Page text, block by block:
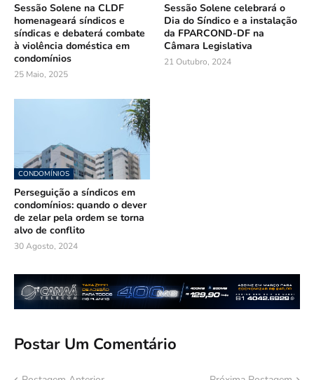
Sessão Solene na CLDF
homenageará síndicos e
síndicas e debaterá combate
à violência doméstica em
condomínios
25 Maio, 2025
Sessão Solene celebrará o
Dia do Síndico e a instalação
da FPARCOND-DF na
Câmara Legislativa
21 Outubro, 2024
CONDOMÍNIOS
Perseguição a síndicos em
condomínios: quando o dever
de zelar pela ordem se torna
alvo de conflito
30 Agosto, 2024
Postar Um Comentário